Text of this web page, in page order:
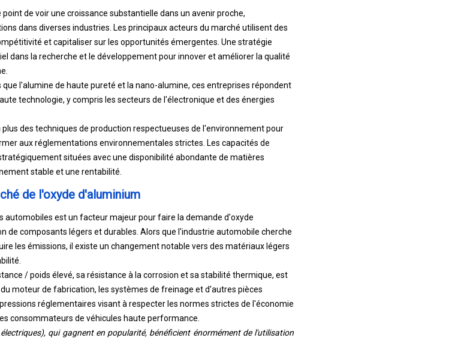
de voir une croissance substantielle dans un avenir proche,
dans diverses industries. Les principaux acteurs du marché utilisent des
et capitaliser sur les opportunités émergentes. Une stratégie
dans la recherche et le développement pour innover et améliorer la qualité
l'alumine de haute pureté et la nano-alumine, ces entreprises répondent
technologie, y compris les secteurs de l'électronique et des énergies
des techniques de production respectueuses de l'environnement pour
aux réglementations environnementales strictes. Les capacités de
situées avec une disponibilité abondante de matières
stable et une rentabilité.
de l'oxyde d'aluminium
automobiles est un facteur majeur pour faire la demande d'oxyde
de composants légers et durables. Alors que l'industrie automobile cherche
les émissions, il existe un changement notable vers des matériaux légers
/ poids élevé, sa résistance à la corrosion et sa stabilité thermique, est
moteur de fabrication, les systèmes de freinage et d'autres pièces
réglementaires visant à respecter les normes strictes de l'économie
consommateurs de véhicules haute performance.
qui gagnent en popularité, bénéficient énormément de l'utilisation